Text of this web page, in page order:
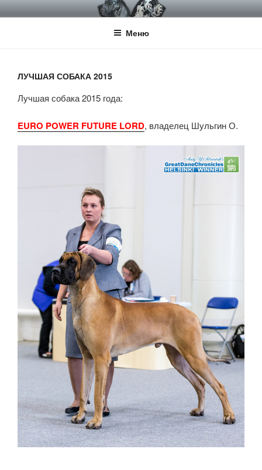
Перейти
к
НКП НЕМЕЦКИЙ ДОГ
Официальный сайт НКП Немецкий Дог
Меню
ЛУЧШАЯ СОБАКА 2015
Лучшая собака 2015 года:
EURO POWER FUTURE LORD, владелец Шульгин О.